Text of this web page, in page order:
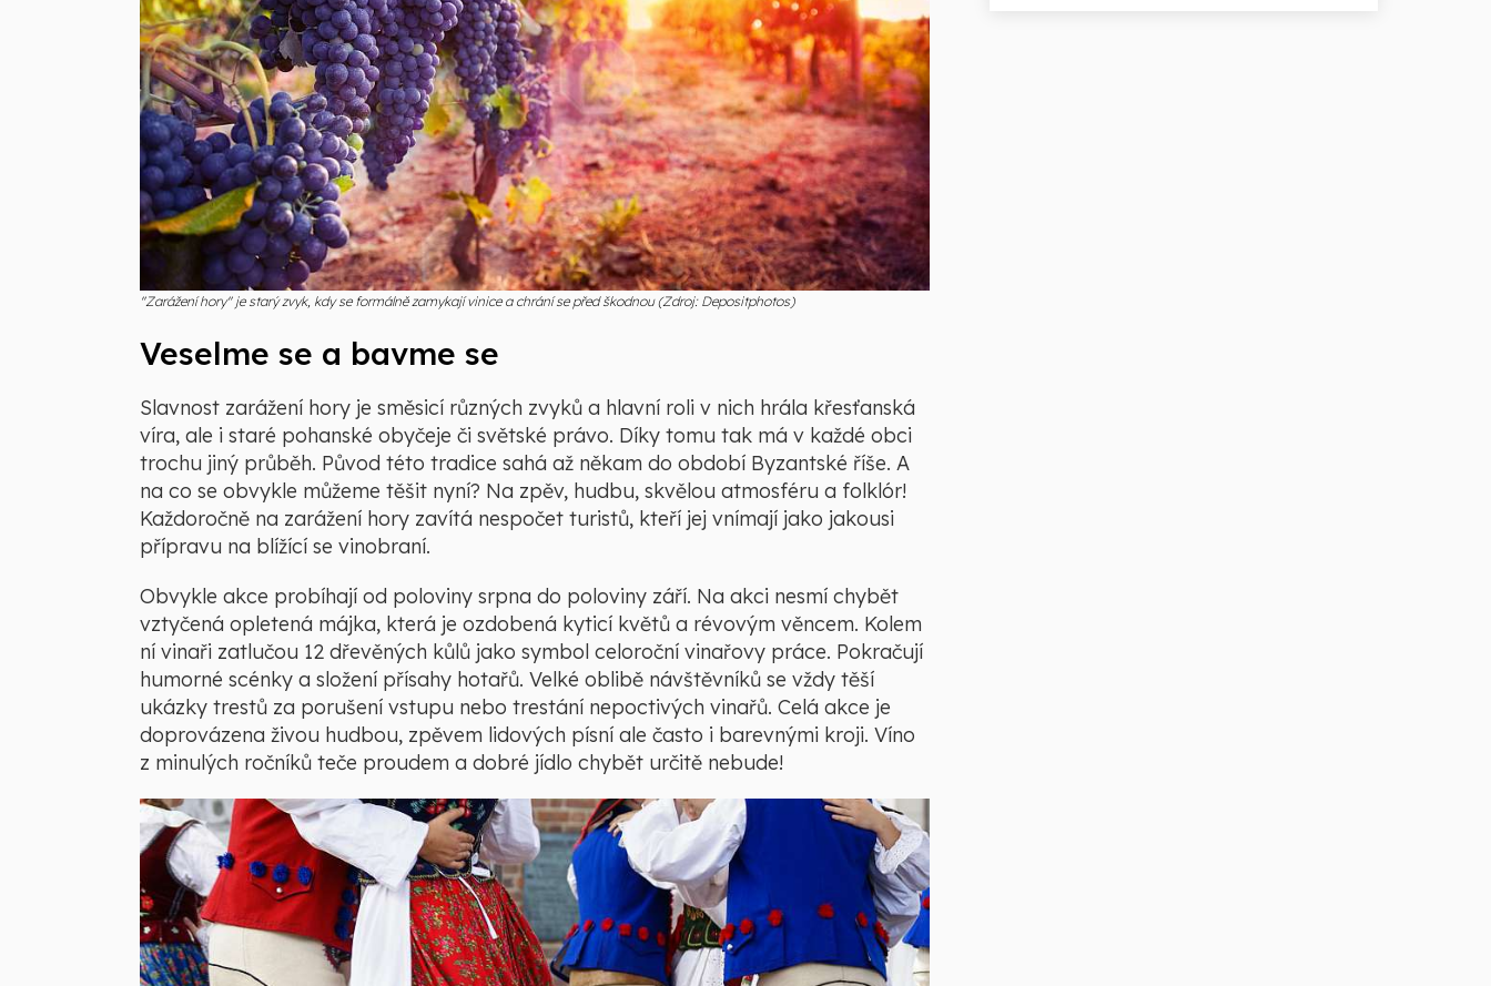
"Zarážení hory" je starý zvyk, kdy se formálně zamykají vinice a chrání se před škodnou (Zdroj: Depositphotos)
Veselme se a bavme se
Slavnost zarážení hory je směsicí různých zvyků a hlavní roli v nich hrála křesťanská
víra, ale i staré pohanské obyčeje či světské právo. Díky tomu tak má v každé obci
trochu jiný průběh. Původ této tradice sahá až někam do období Byzantské říše. A
na co se obvykle můžeme těšit nyní? Na zpěv, hudbu, skvělou atmosféru a folklór!
Každoročně na zarážení hory zavítá nespočet turistů, kteří jej vnímají jako jakousi
přípravu na blížící se vinobraní.
Obvykle akce probíhají od poloviny srpna do poloviny září. Na akci nesmí chybět
vztyčená opletená májka, která je ozdobená kyticí květů a révovým věncem. Kolem
ní vinaři zatlučou 12 dřevěných kůlů jako symbol celoroční vinařovy práce. Pokračují
humorné scénky a složení přísahy hotařů. Velké oblibě návštěvníků se vždy těší
ukázky trestů za porušení vstupu nebo trestání nepoctivých vinařů. Celá akce je
doprovázena živou hudbou, zpěvem lidových písní ale často i barevnými kroji. Víno
z minulých ročníků teče proudem a dobré jídlo chybět určitě nebude!